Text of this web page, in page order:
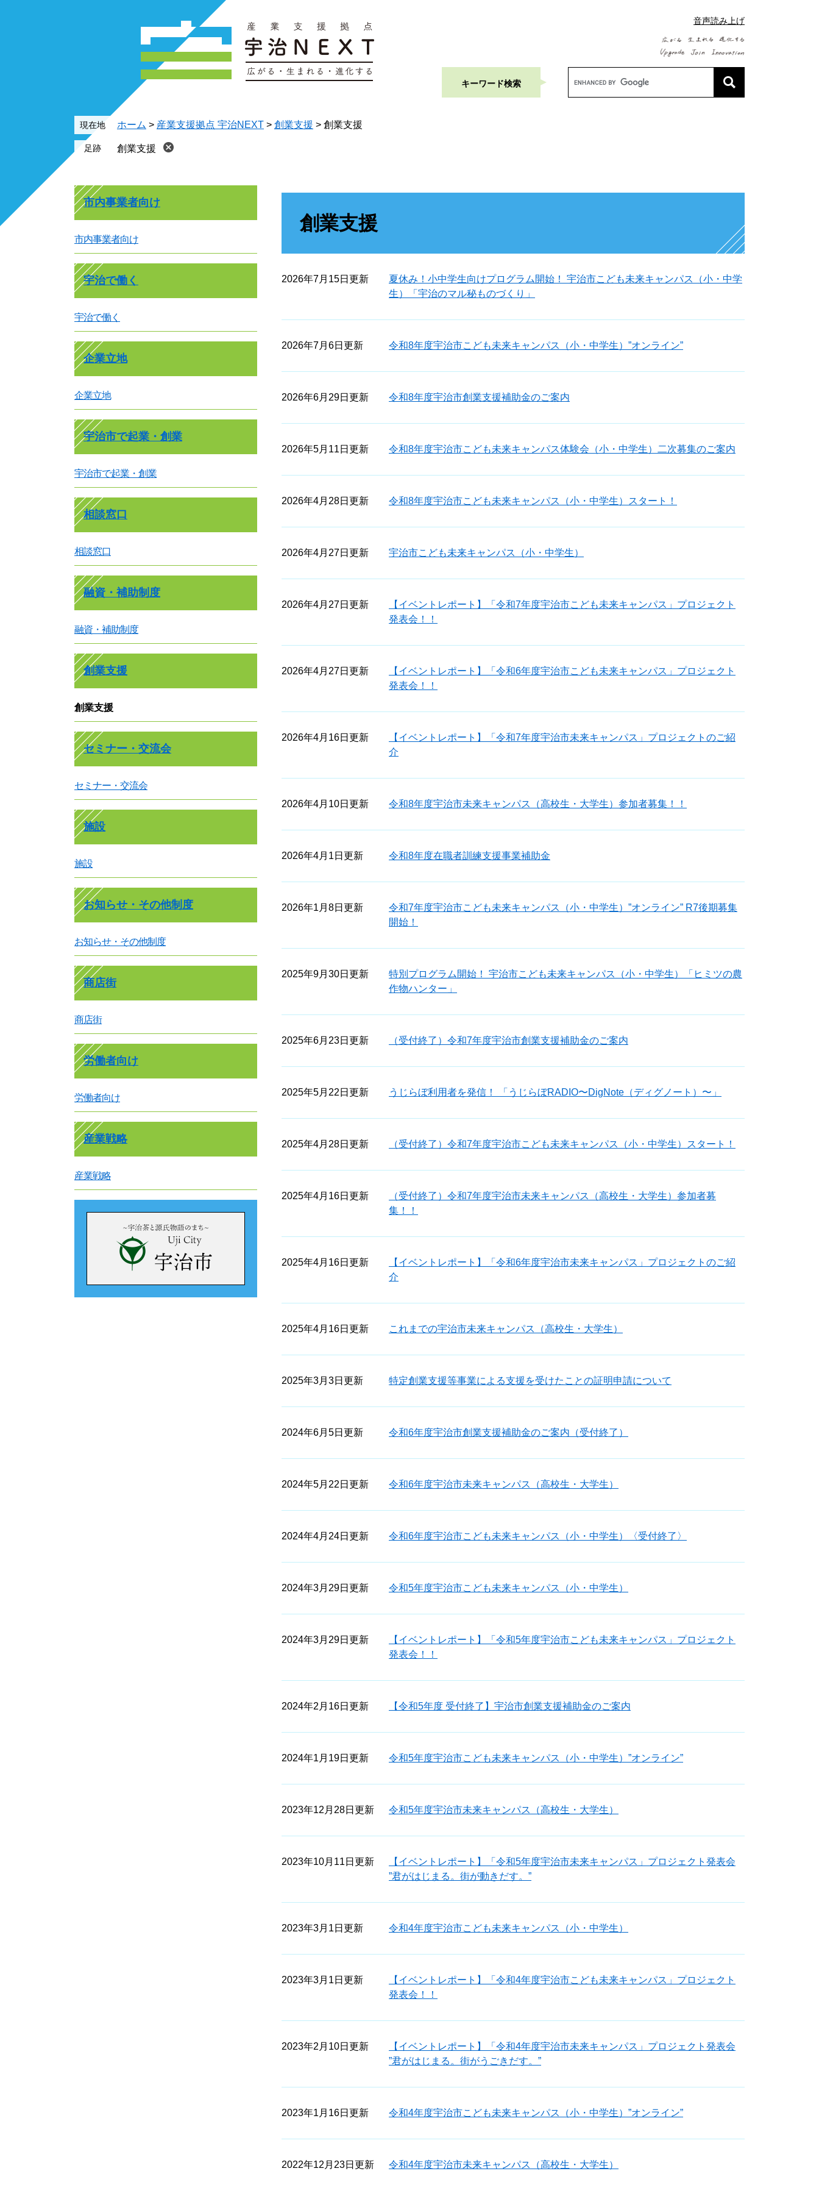
音声読み上げ
キーワード検索
現在地 ホーム > 産業支援拠点 宇治NEXT > 創業支援 > 創業支援
創業支援
本
創業支援
2026年7月15日更新
夏休み！小中学生向けプログラム開始！ 宇治市こども未来キャンパス（小・中学
生）「宇治のマル秘ものづくり」
2026年7月6日更新 令和8年度宇治市こども未来キャンパス（小・中学生）”オンライン”
2026年6月29日更新 令和8年度宇治市創業支援補助金のご案内
2026年5月11日更新 令和8年度宇治市こども未来キャンパス体験会（小・中学生）二次募集のご案内
2026年4月28日更新 令和8年度宇治市こども未来キャンパス（小・中学生）スタート！
2026年4月27日更新 宇治市こども未来キャンパス（小・中学生）
2026年4月27日更新
【イベントレポート】「令和7年度宇治市こども未来キャンパス」プロジェクト
発表会！！
2026年4月27日更新
【イベントレポート】「令和6年度宇治市こども未来キャンパス」プロジェクト
発表会！！
2026年4月16日更新
【イベントレポート】「令和7年度宇治市未来キャンパス」プロジェクトのご紹
介
2026年4月10日更新 令和8年度宇治市未来キャンパス（高校生・大学生）参加者募集！！
2026年4月1日更新 令和8年度在職者訓練支援事業補助金
2026年1月8日更新
令和7年度宇治市こども未来キャンパス（小・中学生）”オンライン” R7後期募集
開始！
2025年9月30日更新
特別プログラム開始！ 宇治市こども未来キャンパス（小・中学生）「ヒミツの農
作物ハンター」
2025年6月23日更新 （受付終了）令和7年度宇治市創業支援補助金のご案内
2025年5月22日更新 うじらぼ利用者を発信！ 「うじらぼRADIO〜DigNote（ディグノート）〜」
2025年4月28日更新 （受付終了）令和7年度宇治市こども未来キャンパス（小・中学生）スタート！
2025年4月16日更新
（受付終了）令和7年度宇治市未来キャンパス（高校生・大学生）参加者募
集！！
2025年4月16日更新
【イベントレポート】「令和6年度宇治市未来キャンパス」プロジェクトのご紹
介
2025年4月16日更新 これまでの宇治市未来キャンパス（高校生・大学生）
2025年3月3日更新 特定創業支援等事業による支援を受けたことの証明申請について
2024年6月5日更新 令和6年度宇治市創業支援補助金のご案内（受付終了）
2024年5月22日更新 令和6年度宇治市未来キャンパス（高校生・大学生）
2024年4月24日更新 令和6年度宇治市こども未来キャンパス（小・中学生）〈受付終了〉
2024年3月29日更新 令和5年度宇治市こども未来キャンパス（小・中学生）
2024年3月29日更新
【イベントレポート】「令和5年度宇治市こども未来キャンパス」プロジェクト
発表会！！
2024年2月16日更新 【令和5年度 受付終了】宇治市創業支援補助金のご案内
2024年1月19日更新 令和5年度宇治市こども未来キャンパス（小・中学生）”オンライン”
2023年12月28日更新 令和5年度宇治市未来キャンパス（高校生・大学生）
2023年10月11日更新
【イベントレポート】「令和5年度宇治市未来キャンパス」プロジェクト発表会
”君がはじまる。街が動きだす。”
2023年3月1日更新 令和4年度宇治市こども未来キャンパス（小・中学生）
2023年3月1日更新
【イベントレポート】「令和4年度宇治市こども未来キャンパス」プロジェクト
発表会！！
2023年2月10日更新
【イベントレポート】「令和4年度宇治市未来キャンパス」プロジェクト発表会
”君がはじまる。街がうごきだす。”
2023年1月16日更新 令和4年度宇治市こども未来キャンパス（小・中学生）”オンライン”
2022年12月23日更新 令和4年度宇治市未来キャンパス（高校生・大学生）
市内事業者向け
市内事業者向け
宇治で働く
宇治で働く
企業立地
企業立地
宇治市で起業・創業
宇治市で起業・創業
相談窓口
相談窓口
融資・補助制度
融資・補助制度
創業支援
創業支援
セミナー・交流会
セミナー・交流会
施設
施設
お知らせ・その他制度
お知らせ・その他制度
商店街
商店街
労働者向け
労働者向け
産業戦略
産業戦略